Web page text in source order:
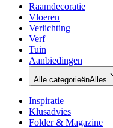
Raamdecoratie
Vloeren
Verlichting
Verf
Tuin
Aanbiedingen
Alle categorieënAlles
Inspiratie
Klusadvies
Folder & Magazine